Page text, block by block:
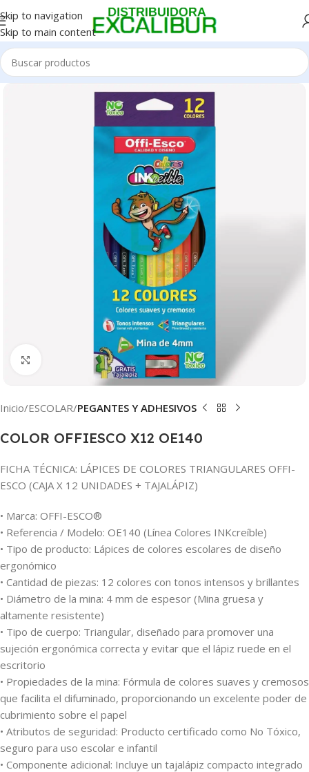
Skip to navigation
Skip to main content
Clic para ampliar
Inicio ESCOLAR PEGANTES Y ADHESIVOS
COLOR OFFIESCO X12 OE140
FICHA TÉCNICA: LÁPICES DE COLORES TRIANGULARES OFFI-
ESCO (CAJA X 12 UNIDADES + TAJALÁPIZ)
• Marca: OFFI-ESCO®
• Referencia / Modelo: OE140 (Línea Colores INKcreíble)
• Tipo de producto: Lápices de colores escolares de diseño
ergonómico
• Cantidad de piezas: 12 colores con tonos intensos y brillantes
• Diámetro de la mina: 4 mm de espesor (Mina gruesa y
altamente resistente)
• Tipo de cuerpo: Triangular, diseñado para promover una
sujeción ergonómica correcta y evitar que el lápiz ruede en el
escritorio
• Propiedades de la mina: Fórmula de colores suaves y cremosos
que facilita el difuminado, proporcionando un excelente poder de
cubrimiento sobre el papel
• Atributos de seguridad: Producto certificado como No Tóxico,
seguro para uso escolar e infantil
• Componente adicional: Incluye un tajalápiz compacto integrado